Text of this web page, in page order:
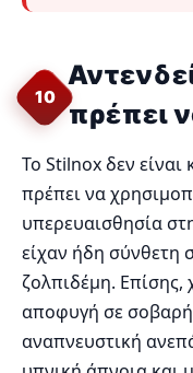
10
πρέπει
Το Stilnox δεν είναι
πρέπει να
υπερευαισθησία
είχαν ήδη σύνθετη
ζολπιδέμη. Επίσης,
αποφυγή σε
αναπνευστική